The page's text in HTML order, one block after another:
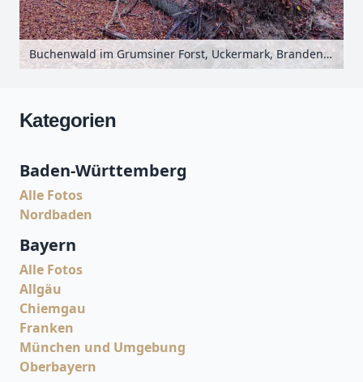
Buchenwald im Grumsiner Forst, Uckermark, Brandenburg, Deutschland
Kategorien
Baden-Württemberg
Alle Fotos
Nordbaden
Bayern
Alle Fotos
Allgäu
Chiemgau
Franken
München und Umgebung
Oberbayern